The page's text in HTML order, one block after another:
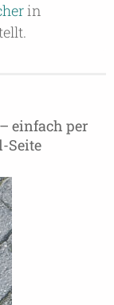
in
einfach per
Seite